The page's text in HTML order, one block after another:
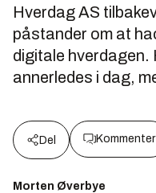
Hverdag AS
påstander om at
digitale hverdagen.
annerledes i dag,
Del Kommenter
Morten Øverbye